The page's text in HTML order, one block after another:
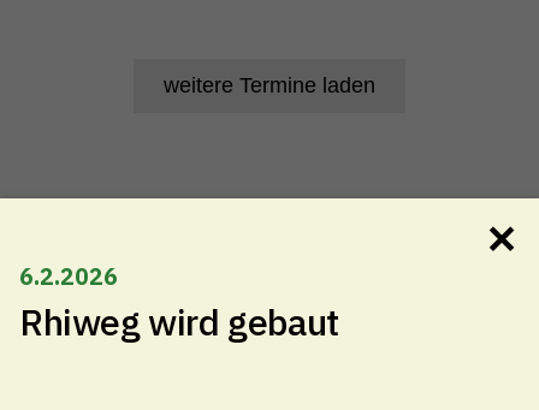
weitere Termine laden
✕
6.2.2026
Rhiweg wird gebaut
Gemeindeverwaltung Thal